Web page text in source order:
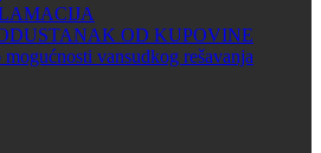
OD KUPOVINE
mogućnosti vansudkog rešavanja